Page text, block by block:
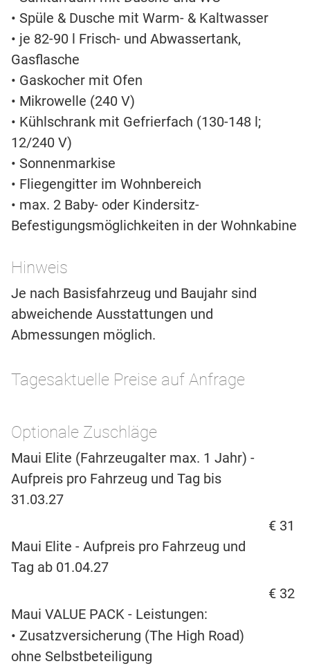
• Spüle & Dusche mit Warm- & Kaltwasser
• je 82-90 l Frisch- und Abwassertank,
Gasflasche
• Gaskocher mit Ofen
• Mikrowelle (240 V)
• Kühlschrank mit Gefrierfach (130-148 l;
12/240 V)
• Sonnenmarkise
• Fliegengitter im Wohnbereich
• max. 2 Baby- oder Kindersitz-
Befestigungsmöglichkeiten in der Wohnkabine
Hinweis
Je nach Basisfahrzeug und Baujahr sind
abweichende Ausstattungen und
Abmessungen möglich.
Tagesaktuelle Preise auf Anfrage
Optionale Zuschläge
Maui Elite (Fahrzeugalter max. 1 Jahr) -
Aufpreis pro Fahrzeug und Tag bis
31.03.27
€ 31
Maui Elite - Aufpreis pro Fahrzeug und
Tag ab 01.04.27
€ 32
Maui VALUE PACK - Leistungen:
• Zusatzversicherung (The High Road)
ohne Selbstbeteiligung